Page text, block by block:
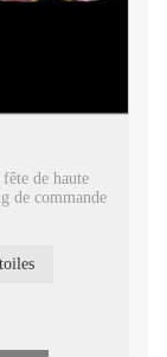
de haute
de commande